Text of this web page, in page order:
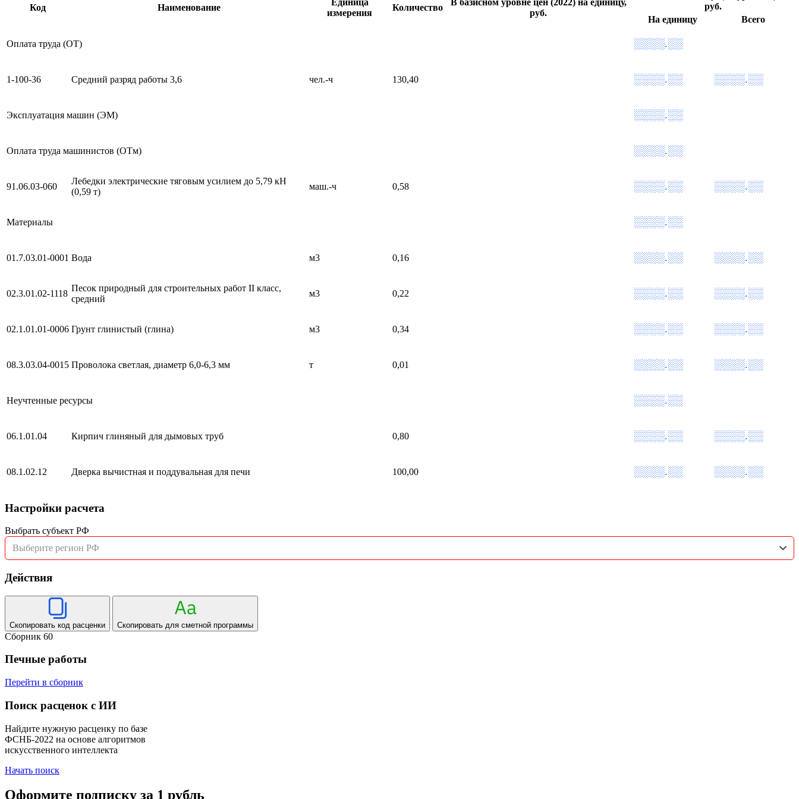
Код Наименование
измерения
Количество
руб.
руб.
На единицу
Всего
Оплата труда (ОТ) ░░░░.░░
1-100-36 Средний разряд работы 3,6 чел.-ч 130,40 ░░░░.░░ ░░░░.░░
Эксплуатация машин (ЭМ) ░░░░.░░
Оплата труда машинистов (ОТм) ░░░░.░░
91.06.03-060
Лебедки электрические тяговым усилием до 5,79 кН
(0,59 т)
маш.-ч 0,58 ░░░░.░░ ░░░░.░░
Материалы ░░░░.░░
01.7.03.01-0001 Вода м3 0,16 ░░░░.░░ ░░░░.░░
02.3.01.02-1118
Песок природный для строительных работ II класс,
средний
м3 0,22 ░░░░.░░ ░░░░.░░
02.1.01.01-0006 Грунт глинистый (глина) м3 0,34 ░░░░.░░ ░░░░.░░
08.3.03.04-0015 Проволока светлая, диаметр 6,0-6,3 мм т 0,01 ░░░░.░░ ░░░░.░░
Неучтенные ресурсы ░░░░.░░
06.1.01.04 Кирпич глиняный для дымовых труб 0,80 ░░░░.░░ ░░░░.░░
08.1.02.12 Дверка вычистная и поддувальная для печи 100,00 ░░░░.░░ ░░░░.░░
Настройки расчета
Выбрать субъект РФ
Выберите регион РФ
Действия
Скопировать код расценки Скопировать для сметной программы
Сборник 60
Печные работы
Перейти в сборник
Поиск расценок с ИИ
Найдите нужную расценку по базе
ФСНБ-2022 на основе алгоритмов
искусственного интеллекта
Начать поиск
Оформите подписку за 1 рубль